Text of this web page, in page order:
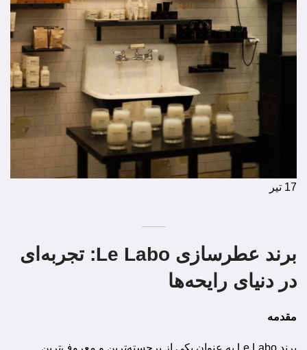
17 تیر
برند عطرسازی Le Labo: تجربه‌ای
در دنیای رایحه‌ها
مقدمه
برند Le Labo به عنوان یکی از برجسته‌ترین و معروف‌ترین